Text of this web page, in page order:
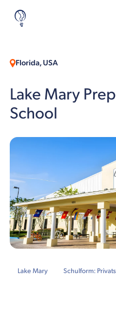
Florida, USA
Lake Mary
School
Lake Mary Schulform: